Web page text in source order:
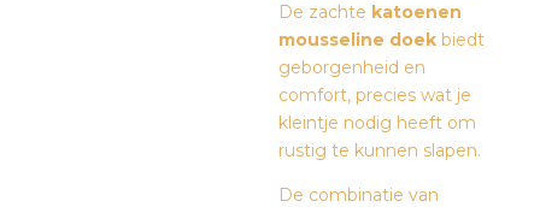
De zachte katoenen
mousseline doek biedt
geborgenheid en
comfort, precies wat je
kleintje nodig heeft om
rustig te kunnen slapen.
De combinatie van